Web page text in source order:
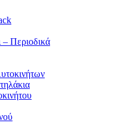
– Περιοδικά